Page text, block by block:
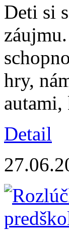
Deti si
hry,
autami,
Detail